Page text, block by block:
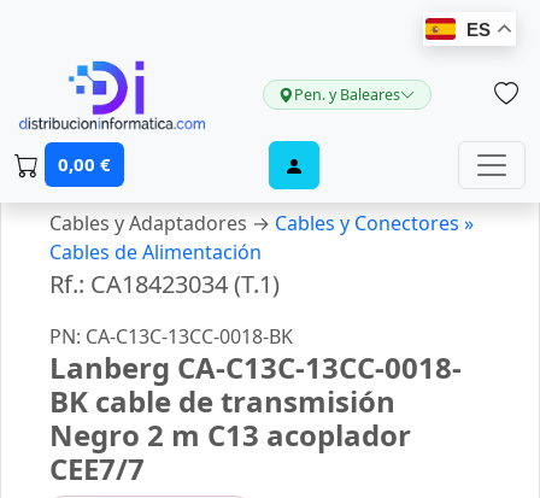
ES
Pen. y Baleares
0,00 €
Cables y Adaptadores → Cables y Conectores »
Cables de Alimentación
Rf.: CA18423034 (T.1)
PN: CA-C13C-13CC-0018-BK
Lanberg CA-C13C-13CC-0018-
BK cable de transmisión
Negro 2 m C13 acoplador
CEE7/7